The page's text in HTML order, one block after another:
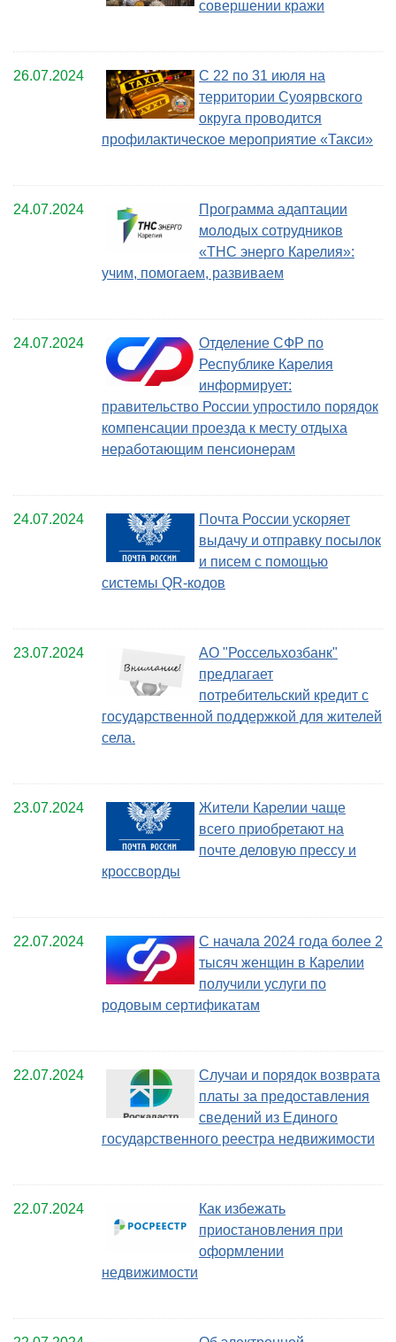
совершении кражи
26.07.2024
С 22 по 31 июля на
территории Суоярвского
округа проводится
профилактическое мероприятие «Такси»
24.07.2024
Программа адаптации
молодых сотрудников
«ТНС энерго Карелия»:
учим, помогаем, развиваем
24.07.2024
Отделение СФР по
Республике Карелия
информирует:
правительство России упростило порядок
компенсации проезда к месту отдыха
неработающим пенсионерам
24.07.2024
Почта России ускоряет
выдачу и отправку посылок
и писем с помощью
системы QR-кодов
23.07.2024
АО "Россельхозбанк"
предлагает
потребительский кредит с
государственной поддержкой для жителей
села.
23.07.2024
Жители Карелии чаще
всего приобретают на
почте деловую прессу и
кроссворды
22.07.2024
С начала 2024 года более 2
тысяч женщин в Карелии
получили услуги по
родовым сертификатам
22.07.2024
Случаи и порядок возврата
платы за предоставления
сведений из Единого
государственного реестра недвижимости
22.07.2024
Как избежать
приостановления при
оформлении
недвижимости